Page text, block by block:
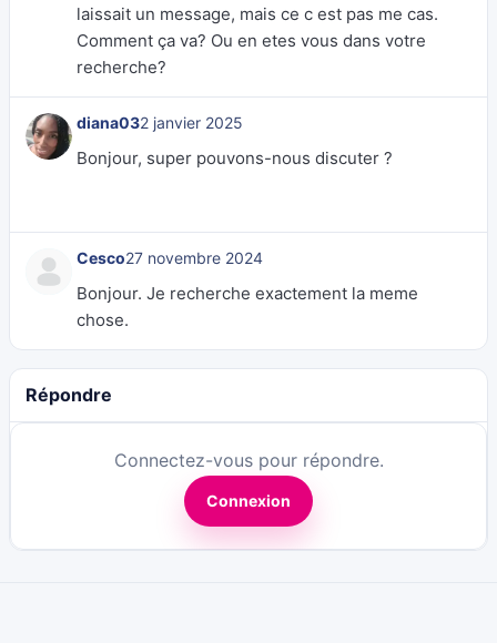
laissait un message, mais ce c est pas me cas.
Comment ça va? Ou en etes vous dans votre
recherche?
diana032 janvier 2025
Bonjour, super pouvons-nous discuter ?
Cesco27 novembre 2024
Bonjour. Je recherche exactement la meme
chose.
Répondre
Connectez-vous pour répondre.
Connexion